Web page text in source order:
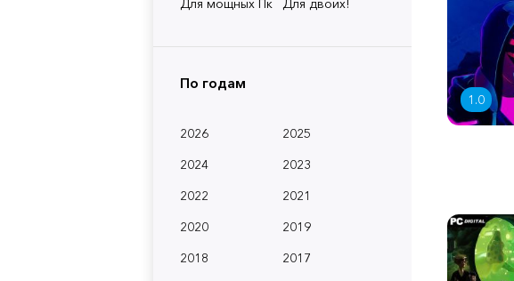
Для мощных Пк
Для двоих!
По годам
2026
2025
2024
2023
2022
2021
2020
2019
2018
2017
1.0